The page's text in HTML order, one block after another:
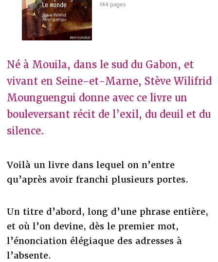
144 pages
Né à Mouila, dans le sud du Gabon, et
vivant en Seine-et-Marne, Stève Wilifrid
Mounguengui donne avec ce livre un
bouleversant récit de l’exil, du deuil et du
silence.
Voilà un livre dans lequel on n’entre
qu’après avoir franchi plusieurs portes.
Un titre d’abord, long d’une phrase entière,
et où l’on devine, dès le premier mot,
l’énonciation élégiaque des adresses à
l’absente.